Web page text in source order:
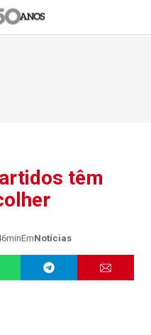
têm
EmNotícias